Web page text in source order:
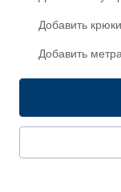
Добавить
Добавить